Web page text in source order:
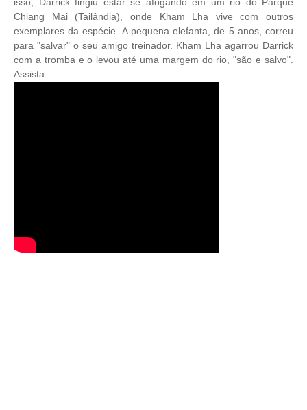
Chiang Mai (Tailândia), onde Kham Lha vive com outros
exemplares da espécie. A pequena elefanta, de 5 anos, correu
para "salvar" o seu amigo treinador. Kham Lha agarrou Darrick
com a tromba e o levou até uma margem do rio, "são e salvo".
Assista: